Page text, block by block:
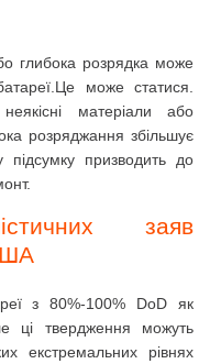
глибока розрядка може
Це може статися.
матеріали або
розряджання збільшує
призводить до
заяв
з 80%-100% DoD як
ці твердження можуть
екстремальних рівнях